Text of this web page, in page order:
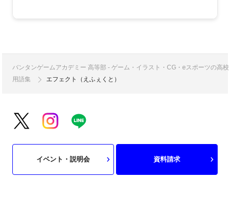
バンタンゲームアカデミー 高等部 - ゲーム・イラスト・CG・eスポーツの高
用語集
エフェクト（えふぇくと）
イベント・説明会 資料請求